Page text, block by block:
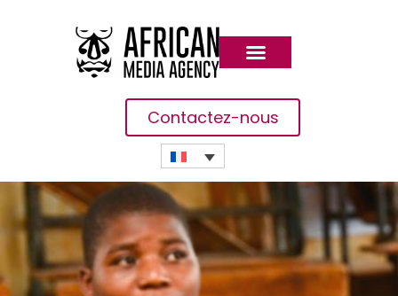
Contactez-nous